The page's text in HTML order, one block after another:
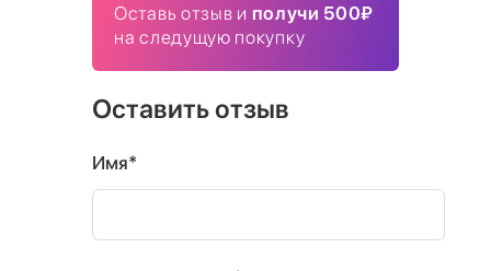
Оставь отзыв и получи 500₽
на следущую покупку
Оставить отзыв
Имя*